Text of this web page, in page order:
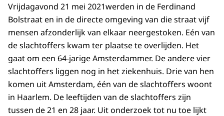
Vrijdagavond 21 mei 2021werden in de Ferdinand
Bolstraat en in de directe omgeving van die straat vijf
mensen afzonderlijk van elkaar neergestoken. Eén van
de slachtoffers kwam ter plaatse te overlijden. Het
gaat om een 64-jarige Amsterdammer. De andere vier
slachtoffers liggen nog in het ziekenhuis. Drie van hen
komen uit Amsterdam, één van de slachtoffers woont
in Haarlem. De leeftijden van de slachtoffers zijn
tussen de 21 en 28 jaar. Uit onderzoek tot nu toe lijkt